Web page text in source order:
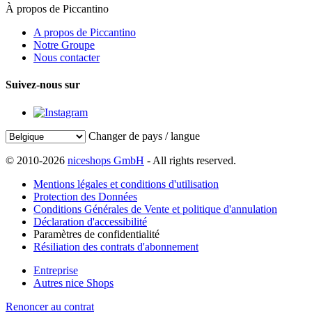
À propos de Piccantino
A propos de Piccantino
Notre Groupe
Nous contacter
Suivez-nous sur
Changer de pays / langue
© 2010-2026 niceshops GmbH - All rights reserved.
Mentions légales et conditions d'utilisation
Protection des Données
Conditions Générales de Vente et politique d'annulation
Déclaration d'accessibilité
Paramètres de confidentialité
Résiliation des contrats d'abonnement
Entreprise
Autres nice Shops
Renoncer au contrat